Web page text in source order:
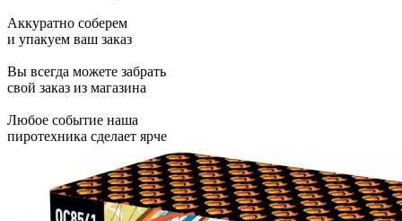
Аккуратно соберем
и упакуем ваш заказ
Вы всегда можете забрать
свой заказ из магазина
Любое событие наша
пиротехника сделает ярче